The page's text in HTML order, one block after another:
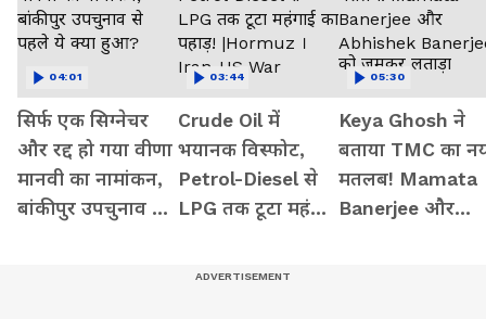
सिर्फ एक सिग्नेचर
और रद्द हो गया वीणा
मानवी का नामांकन,
बांकीपुर उपचुनाव से
04:01
Crude Oil में
भयानक विस्फोट,
Petrol-Diesel से
LPG तक टूटा महंगाई
03:44
Keya Ghosh ने
बताया TMC का
मतलब! Mamata
Banerjee और
05:30